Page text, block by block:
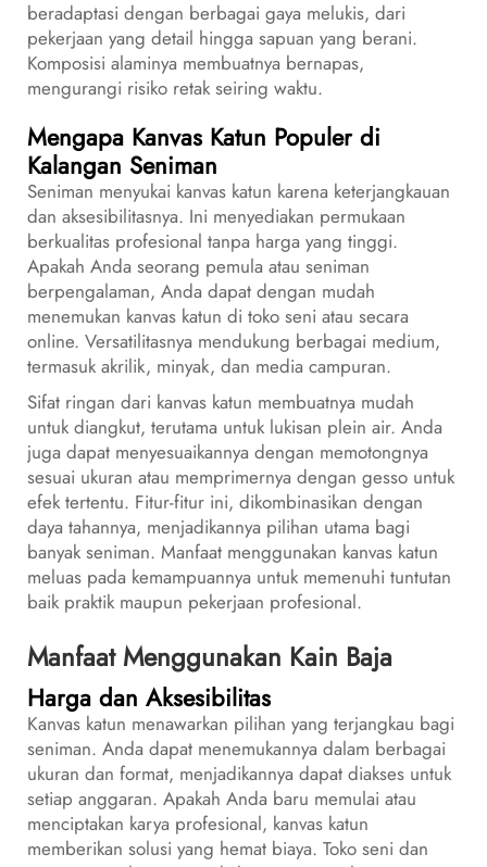
beradaptasi dengan berbagai gaya melukis, dari
pekerjaan yang detail hingga sapuan yang berani.
Komposisi alaminya membuatnya bernapas,
mengurangi risiko retak seiring waktu.
Mengapa Kanvas Katun Populer di
Kalangan Seniman
Seniman menyukai kanvas katun karena keterjangkauan
dan aksesibilitasnya. Ini menyediakan permukaan
berkualitas profesional tanpa harga yang tinggi.
Apakah Anda seorang pemula atau seniman
berpengalaman, Anda dapat dengan mudah
menemukan kanvas katun di toko seni atau secara
online. Versatilitasnya mendukung berbagai medium,
termasuk akrilik, minyak, dan media campuran.
Sifat ringan dari kanvas katun membuatnya mudah
untuk diangkut, terutama untuk lukisan plein air. Anda
juga dapat menyesuaikannya dengan memotongnya
sesuai ukuran atau memprimernya dengan gesso untuk
efek tertentu. Fitur-fitur ini, dikombinasikan dengan
daya tahannya, menjadikannya pilihan utama bagi
banyak seniman. Manfaat menggunakan kanvas katun
meluas pada kemampuannya untuk memenuhi tuntutan
baik praktik maupun pekerjaan profesional.
Manfaat Menggunakan Kain Baja
Harga dan Aksesibilitas
Kanvas katun menawarkan pilihan yang terjangkau bagi
seniman. Anda dapat menemukannya dalam berbagai
ukuran dan format, menjadikannya dapat diakses untuk
setiap anggaran. Apakah Anda baru memulai atau
menciptakan karya profesional, kanvas katun
memberikan solusi yang hemat biaya. Toko seni dan